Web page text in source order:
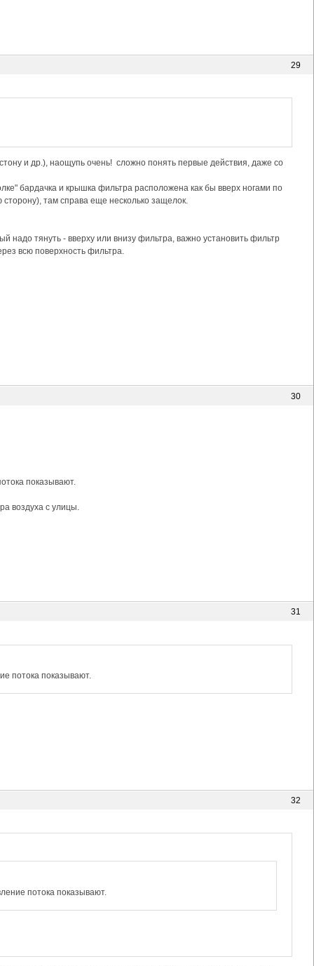
29
и др.), наощупь очень! сложно понять первые действия, даже со
бардачка и крышка фильтра расположена как бы вверх ногами по
сторону), там справа еще несколько защелок.
надо тянуть - вверху или внизу фильтра, важно установить фильтр
всю поверхность фильтра.
30
показывают.
воздуха с улицы.
31
потока показывают.
32
потока показывают.